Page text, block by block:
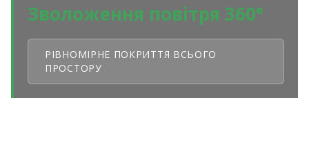
Зволоження повітря 360°
РІВНОМІРНЕ ПОКРИТТЯ ВСЬОГО
ПРОСТОРУ